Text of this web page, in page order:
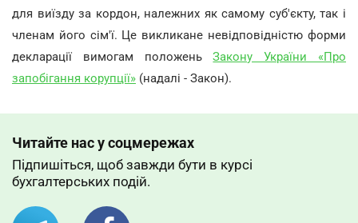
для виїзду за кордон, належних як самому суб'єкту, так і
членам його сім'ї. Це викликане невідповідністю форми
декларації вимогам положеньЗакону України «Про
запобігання корупції» (надалі - Закон).
Читайте нас у соцмережах
Підпишіться, щоб завжди бути в курсі
бухгалтерських подій.